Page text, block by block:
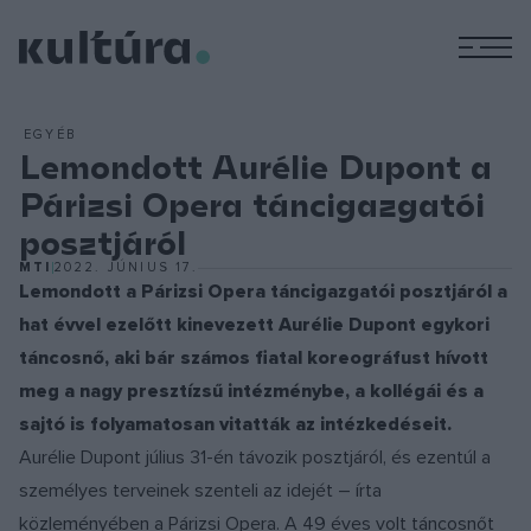
EGYÉB
Lemondott Aurélie Dupont a
Párizsi Opera táncigazgatói
posztjáról
MTI 2022. JÚNIUS 17.
Lemondott a Párizsi Opera táncigazgatói posztjáról a
hat évvel ezelőtt kinevezett Aurélie Dupont egykori
táncosnő, aki bár számos fiatal koreográfust hívott
meg a nagy presztízsű intézménybe, a kollégái és a
sajtó is folyamatosan vitatták az intézkedéseit.
Aurélie Dupont július 31-én távozik posztjáról, és ezentúl a
személyes terveinek szenteli az idejét – írta
közleményében a Párizsi Opera. A 49 éves volt táncosnőt